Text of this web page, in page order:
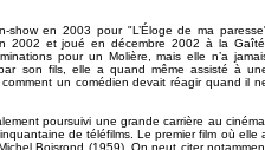
show en 2003 pour "L’Éloge de ma
2002 et joué en décembre 2002 à la
pour un Molière, mais elle n’a
son fils, elle a quand même assisté à
un comédien devait réagir quand il
poursuivi une grande carrière au
de téléfilms. Le premier film où elle
Boisrond (1959). On peut citer